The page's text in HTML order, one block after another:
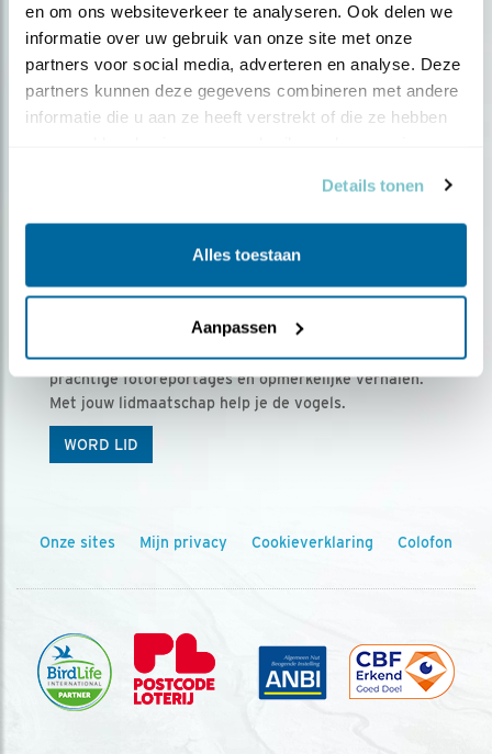
en om ons websiteverkeer te analyseren. Ook delen we
informatie over uw gebruik van onze site met onze
partners voor social media, adverteren en analyse. Deze
partners kunnen deze gegevens combineren met andere
informatie die u aan ze heeft verstrekt of die ze hebben
Details tonen
Alles toestaan
Aanpassen
Ontvang 5 x Vogels voor € 36,00 per jaar
Vogels is het tijdschrift voor onze leden, met
prachtige fotoreportages en opmerkelijke verhalen.
Met jouw lidmaatschap help je de vogels.
WORD LID
Onze sites Mijn privacy Cookieverklaring Colofon